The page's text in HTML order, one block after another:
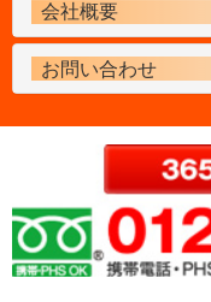
会社概要
お問い合わせ